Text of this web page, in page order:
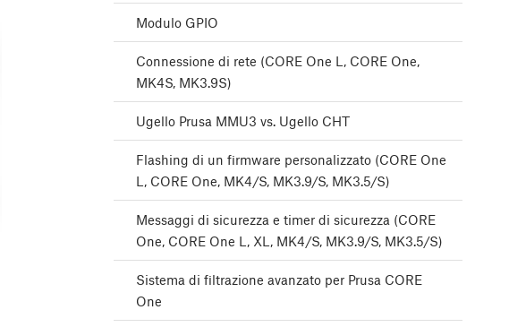
Modulo GPIO
Connessione di rete (CORE One L, CORE One,
MK4S, MK3.9S)
Ugello Prusa MMU3 vs. Ugello CHT
Flashing di un firmware personalizzato (CORE One
L, CORE One, MK4/S, MK3.9/S, MK3.5/S)
Messaggi di sicurezza e timer di sicurezza (CORE
One, CORE One L, XL, MK4/S, MK3.9/S, MK3.5/S)
Sistema di filtrazione avanzato per Prusa CORE
One